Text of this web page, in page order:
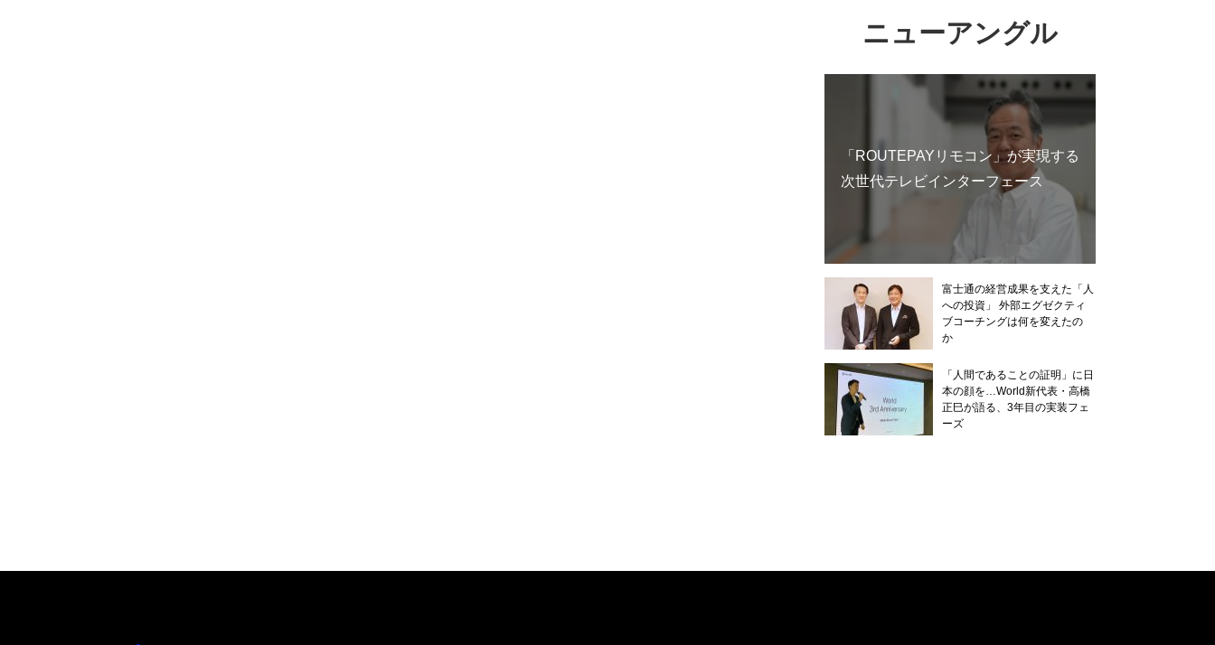
ニューアングル
「ROUTEPAYリモコン」が実現する
次世代テレビインターフェース
富士通の経営成果を支えた「人
への投資」 外部エグゼクティ
ブコーチングは何を変えたの
か
「人間であることの証明」に日
本の顔を…World新代表・高橋
正巳が語る、3年目の実装フェ
ーズ